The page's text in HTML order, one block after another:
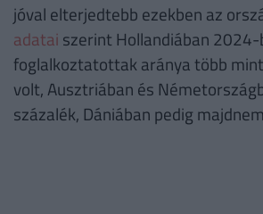
jóval elterjedtebb ezekben az
adatai szerint Hollandiában 2024-
foglalkoztatottak aránya több
volt, Ausztriában és
százalék, Dániában pedig